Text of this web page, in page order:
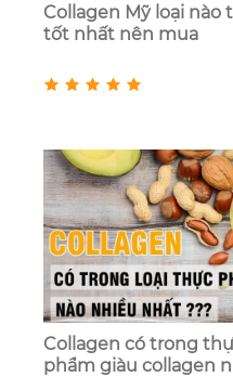
Collagen Mỹ loại nào
tốt nhất nên mua
Collagen có trong
phẩm giàu collagen